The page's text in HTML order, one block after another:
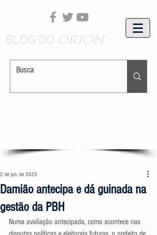
Damião antecipa e dá guinada na
gestão da PBH
2 de jun. de 2025
Numa avaliação antecipada, como acontece nas